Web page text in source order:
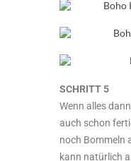
SCHRITT 5
Wenn alles
auch schon
noch Bommeln
kann natürlich